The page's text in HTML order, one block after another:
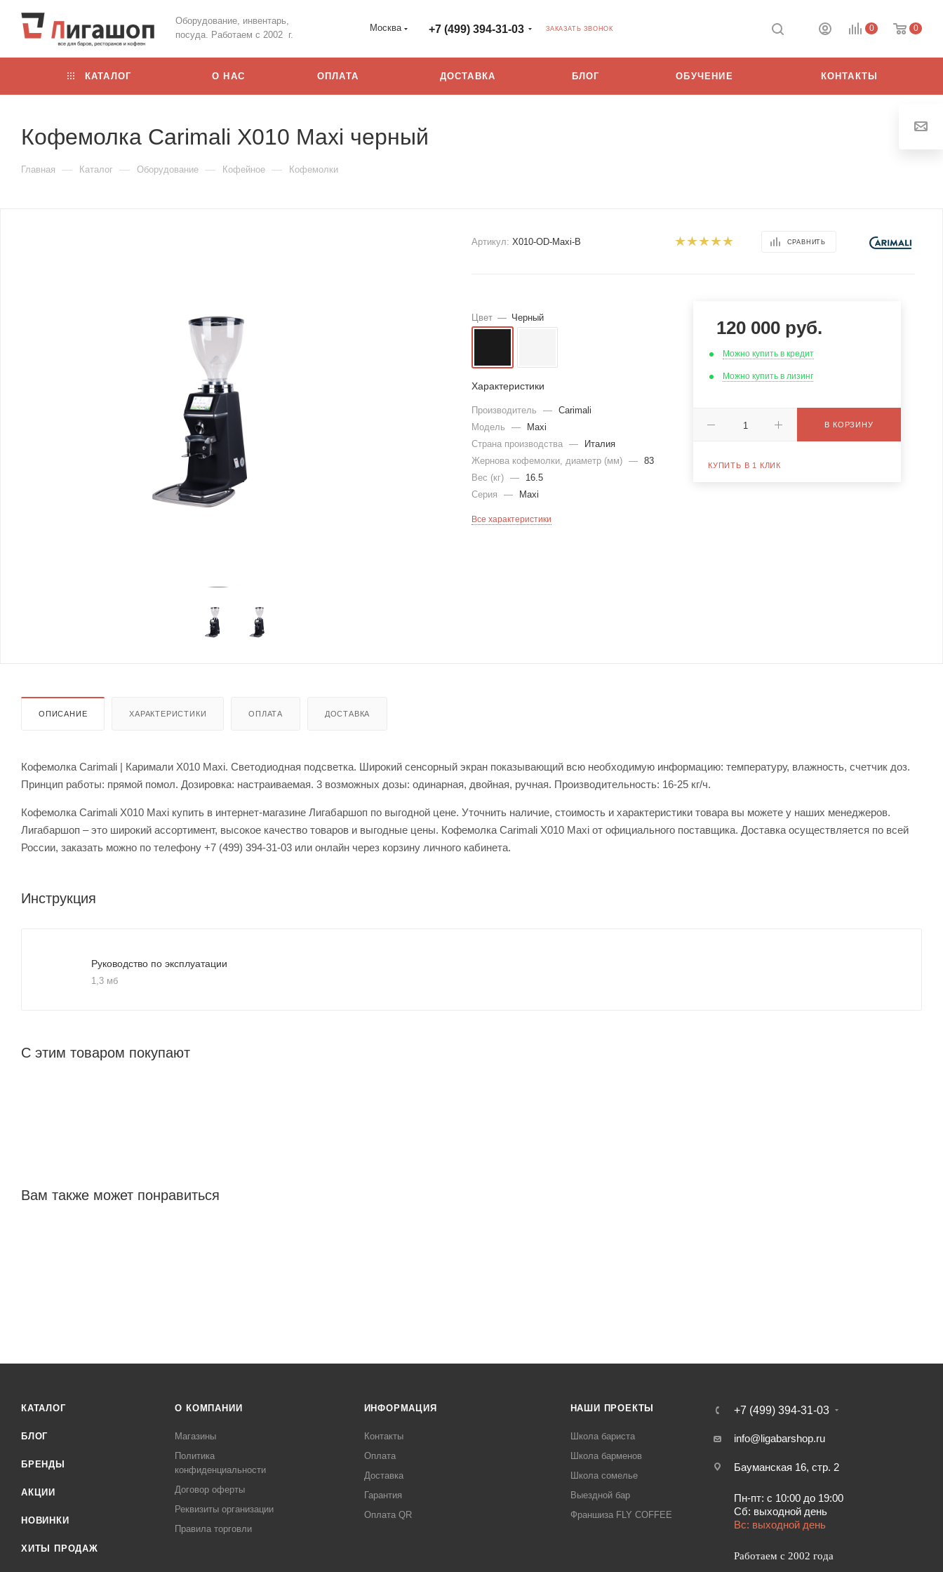
Оборудование, инвентарь,
посуда. Работаем с 2002 г.
Москва +7 (499) 394-31-03 ЗАКАЗАТЬ ЗВОНОК 0 0
КАТАЛОГ О НАС ОПЛАТА ДОСТАВКА БЛОГ ОБУЧЕНИЕ КОНТАКТЫ
Кофемолка Carimali X010 Maxi черный
Главная — Каталог — Оборудование — Кофейное — Кофемолки
Артикул: X010-OD-Maxi-B СРАВНИТЬ
Цвет — Черный
Характеристики
Производитель — Carimali
Модель
—
Maxi
Страна производства —
Италия
Жернова кофемолки, диаметр (мм) — 83
Вес (кг) —
16.5
Серия
— Maxi
Все характеристики
120 000 руб.
Можно купить в кредит
Можно купить в лизинг
В КОРЗИНУ
КУПИТЬ В 1 КЛИК
ОПИСАНИЕ ХАРАКТЕРИСТИКИ ОПЛАТА ДОСТАВКА
Кофемолка Carimali | Каримали X010 Maxi. Светодиодная подсветка. Широкий сенсорный экран показывающий всю необходимую информацию: температуру, влажность, счетчик доз.
Принцип работы: прямой помол. Дозировка: настраиваемая. 3 возможных дозы: одинарная, двойная, ручная. Производительность: 16-25 кг/ч.
Кофемолка Carimali X010 Maxi купить в интернет-магазине Лигабаршоп по выгодной цене. Уточнить наличие, стоимость и характеристики товара вы можете у наших менеджеров.
Лигабаршоп – это широкий ассортимент, высокое качество товаров и выгодные цены. Кофемолка Carimali X010 Maxi от официального поставщика. Доставка осуществляется по всей
России, заказать можно по телефону +7 (499) 394-31-03 или онлайн через корзину личного кабинета.
Инструкция
Руководство по эксплуатации
1,3 мб
С этим товаром покупают
Вам также может понравиться
КАТАЛОГ
БЛОГ
БРЕНДЫ
АКЦИИ
НОВИНКИ
ХИТЫ ПРОДАЖ
О КОМПАНИИ
Магазины
Политика
конфиденциальности
Договор оферты
Реквизиты организации
Правила торговли
ИНФОРМАЦИЯ
Контакты
Оплата
Доставка
Гарантия
Оплата QR
НАШИ ПРОЕКТЫ
Школа бариста
Школа барменов
Школа сомелье
Выездной бар
Франшиза FLY COFFEE
+7 (499) 394-31-03
info@ligabarshop.ru
Бауманская 16, стр. 2
Пн-пт: с 10:00 до 19:00
Сб: выходной день
Вс: выходной день
Работаем с 2002 года